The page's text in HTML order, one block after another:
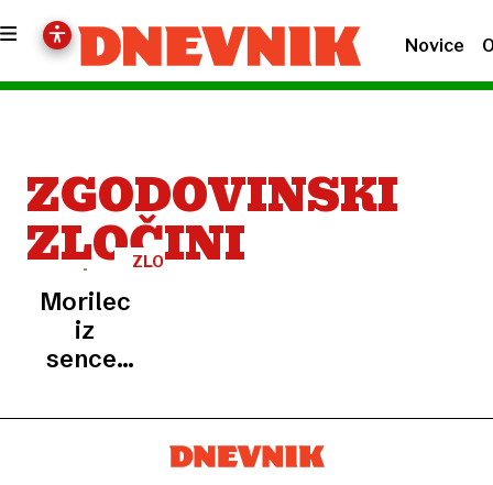
Novice
ZGODOVINSKI
ZLOČINI
ZLOGLASNI
Morilec
iz
sence:
dvanajst